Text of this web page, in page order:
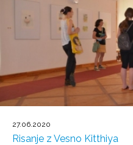
27.06.2020
Risanje z Vesno Kitthiya